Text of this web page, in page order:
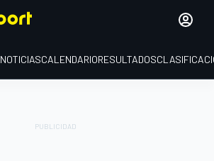
NOTICIASCALENDARIORESULTADOS